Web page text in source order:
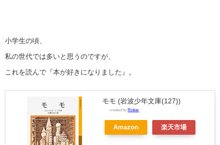
小学生の頃、
私の世代では多いと思うのですが、
これを読んで『本が好きになりました』。
モモ (岩波少年文庫(127))
created by Rinker
Amazon 楽天市場